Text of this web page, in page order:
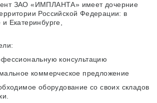
ЗАО «ИМПЛАНТА» имеет дочерние
Российской Федерации: в
Екатеринбурге,
консультацию
коммерческое предложение
оборудование со своих складов